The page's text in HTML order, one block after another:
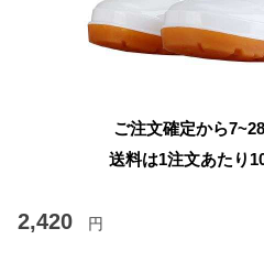
ご注文確定から
送料は1注文あたり
2,420 円